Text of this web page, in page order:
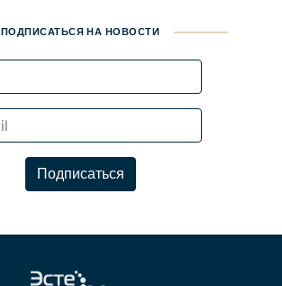
ПОДПИСАТЬСЯ НА НОВОСТИ
Подписаться